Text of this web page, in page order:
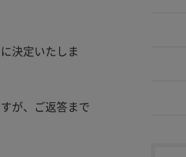
決定いたしま
が、ご返答まで